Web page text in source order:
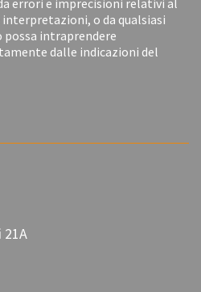
o da qualsiasi
intraprendere
dalle indicazioni del
21A